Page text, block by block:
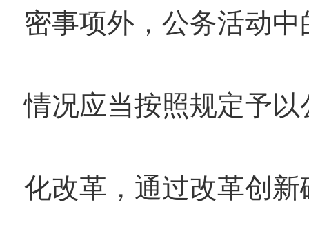
密事项外，公务活动
情况应当按照规定予
化改革，通过改革创